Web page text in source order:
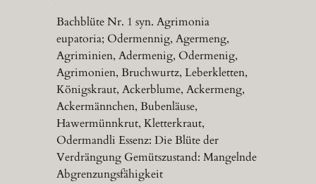
Bachblüte Nr. 1 syn. Agrimonia
eupatoria; Odermennig, Agermeng,
Agriminien, Adermenig, Odermenig,
Agrimonien, Bruchwurtz, Leberkletten,
Königskraut, Ackerblume, Ackermeng,
Ackermännchen, Bubenläuse,
Hawermünnkrut, Kletterkraut,
Odermandli Essenz: Die Blüte der
Verdrängung Gemütszustand: Mangelnde
Abgrenzungsfähigkeit